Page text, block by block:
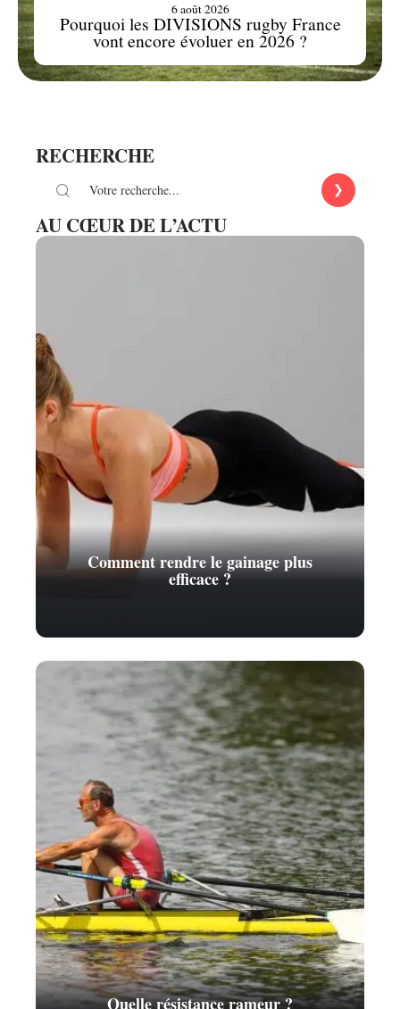
Pourquoi les DIVISIONS rugby France
vont encore évoluer en 2026 ?
6 août 2026
RECHERCHE
AU CŒUR DE L’ACTU
Comment rendre le gainage plus
efficace ?
Quelle résistance rameur ?